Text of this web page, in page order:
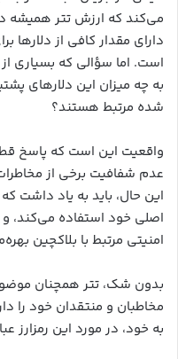
می‌کند که ارزش تتر همیشه
دارای مقدار کافی از دلارها
است. اما سؤالی که بسیاری
به چه میزان این دلارهای
شده مرتبط هستند؟
واقعیت این است که پاسخ
عدم شفافیت برخی از
این حال، باید به یاد داشت
اصلی خود استفاده می‌کند،
امنیتی مرتبط با بلاکچین
بدون شک، تتر همچنان
مخاطبان و منتقدان خود را
به خود، در مورد این رمزارز